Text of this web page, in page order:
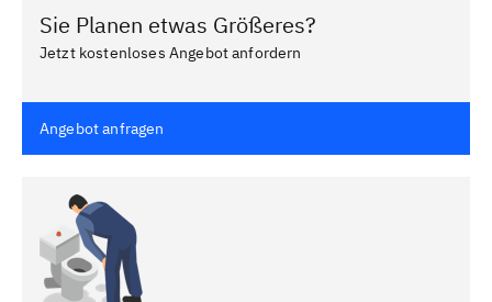
Sie Planen etwas Größeres?
Jetzt kostenloses Angebot anfordern
Angebot anfragen